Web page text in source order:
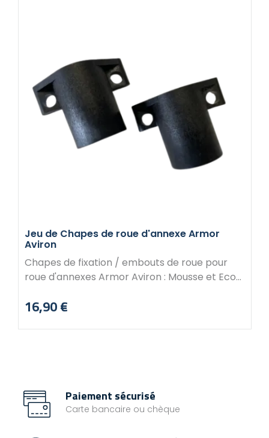
Jeu de Chapes de roue d'annexe Armor
Aviron
Chapes de fixation / embouts de roue pour
roue d'annexes Armor Aviron : Mousse et Eco
Prix
16,90 €
Paiement sécurisé
Carte bancaire ou chèque